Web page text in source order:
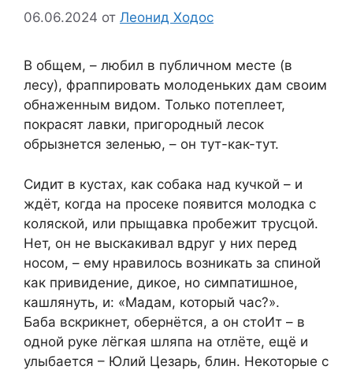
06.06.2024 от Леонид Ходос
В общем, – любил в публичном месте (в
лесу), фраппировать молоденьких дам своим
обнаженным видом. Только потеплеет,
покрасят лавки, пригородный лесок
обрызнется зеленью, – он тут-как-тут.
Сидит в кустах, как собака над кучкой – и
ждёт, когда на просеке появится молодка с
коляской, или прыщавка пробежит трусцой.
Нет, он не выскакивал вдруг у них перед
носом, – ему нравилось возникать за спиной
как привидение, дикое, но симпатишное,
кашлянуть, и: «Мадам, который час?».
Баба вскрикнет, обернётся, а он стоИт – в
одной руке лёгкая шляпа на отлёте, ещё и
улыбается – Юлий Цезарь, блин. Некоторые с